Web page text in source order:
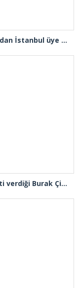
Kasımpaşalı Cumhurbaşkanı Erdoğan’dan İstanbul üye birincisi Beyoğlu İlçe Başkanı Kasım Fırat’a plaket
Cumhurbaşkanı Erdoğan 2.’cilik plaketi verdiği Burak Çifci’den Ataşehir seçimlerini kazanma sözünü aldı